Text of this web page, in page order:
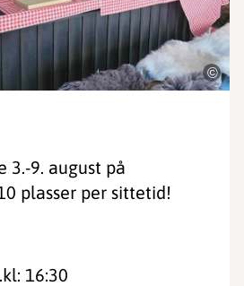
©
3.-9. august på
plasser per sittetid!
kl: 16:30